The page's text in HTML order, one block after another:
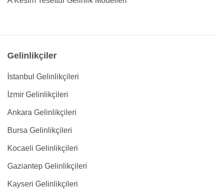
Gelinlikçiler
İstanbul Gelinlikçileri
İzmir Gelinlikçileri
Ankara Gelinlikçileri
Bursa Gelinlikçileri
Kocaeli Gelinlikçileri
Gaziantep Gelinlikçileri
Kayseri Gelinlikçileri